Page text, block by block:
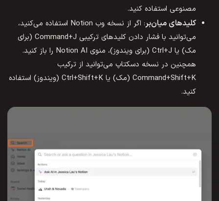
مصنوعی استفاده کنید.
کلیدهای میان‌بر
: اگر از نسخه وب Notion استفاده می‌کنید،
می‌توانید با فشار دادن کلیدهای ترکیبی Command+J (برای
مک) یا Ctrl+J (برای ویندوز)، منوی Notion AI را باز کنید.
همچنین در نسخه دسکتاپ می‌توانید از ترکیب
Command+Shift+K (مک) یا Ctrl+Shift+K (ویندوز) استفاده
کنید.